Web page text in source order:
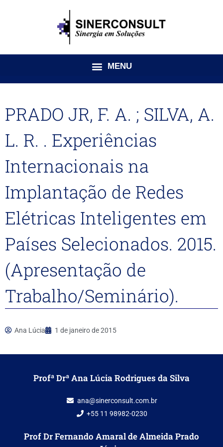
PRADO JR, F. A. ; SILVA, A.
L. R. . Experiências
Internacionais na
Implantação de Redes
Elétricas Inteligentes em
Países Selecionados. 2015.
(Apresentação de
Trabalho/Seminário).
Ana Lúcia 1 de janeiro de 2015
Profª Drª Ana Lúcia Rodrigues da Silva
ana@sinerconsult.com.br
+55 11 98982-0230
Prof Dr Fernando Amaral de Almeida Prado